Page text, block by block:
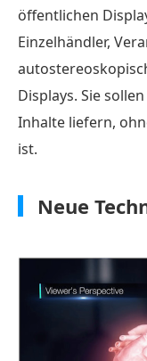
öffentlichen
Einzelhändler,
Displays. Sie
Inhalte liefern,
ist.
Neue